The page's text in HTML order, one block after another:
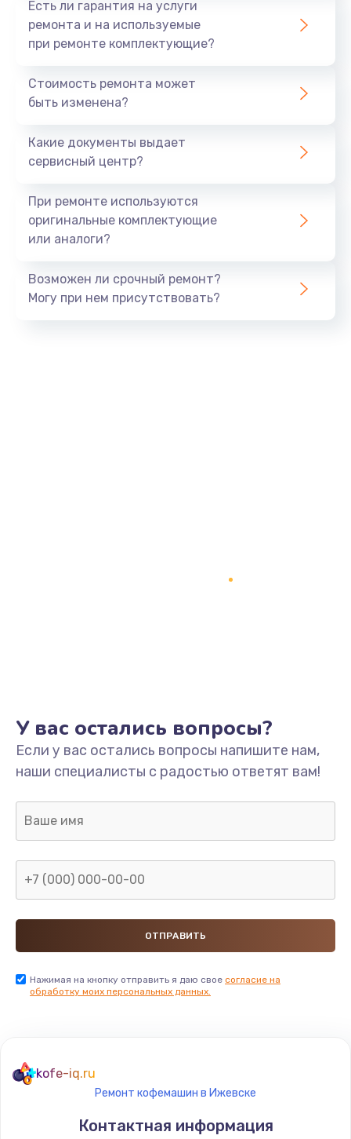
Заказать
980 руб.
Ремонт микровыключателей
Заказать
Есть ли гарантия на услуги
ремонта и на используемые
при ремонте комплектующие?
Стоимость ремонта может
быть изменена?
Какие документы выдает
сервисный центр?
При ремонте используются
оригинальные комплектующие
или аналоги?
Возможен ли срочный ремонт?
Могу при нем присутствовать?
У вас остались вопросы?
Если у вас остались вопросы напишите нам,
наши специалисты с радостью ответят вам!
Нажимая на кнопку отправить я даю свое согласие на
обработку моих персональных данных.
kofe-iq.ru
Ремонт кофемашин в Ижевске
Контактная информация